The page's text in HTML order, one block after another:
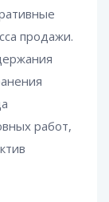
продажи.
работ,